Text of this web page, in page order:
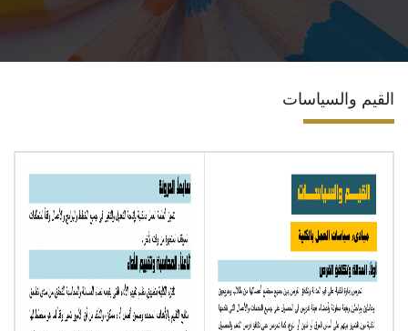
الاقسام
البرامج الدراسية
القيم والسياسات